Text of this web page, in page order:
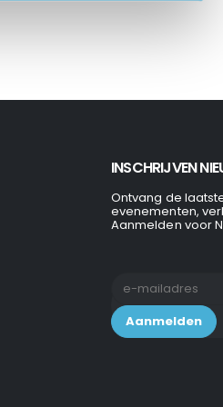
INSCHRIJVEN
Ontvang de
evenementen,
Aanmelden voor